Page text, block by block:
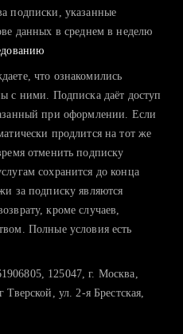
поиск и вручную поднимаете
и оценить шансы
подписки, указанные
данных в среднем в неделю
что ознакомились
с ними. Подписка даёт доступ
при оформлении. Если
продлится на тот же
отменить подписку
сохранится до конца
за подписку являются
кроме случаев,
Полные условия есть
125047, г. Москва,
ул. 2-я Брестская,